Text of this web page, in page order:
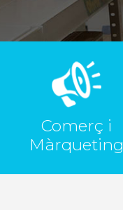
Comerç i
Màrqueting